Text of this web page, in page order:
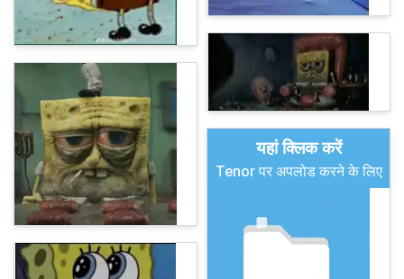
यहां क्लिक करें
Tenor पर अपलोड करने के लिए